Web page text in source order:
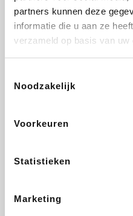
partners kunnen deze
informatie die u aan ze
verzameld op basis van
Noodzakelijk
Voorkeuren
Statistieken
Marketing
Adidas
DectDirect
Ibood